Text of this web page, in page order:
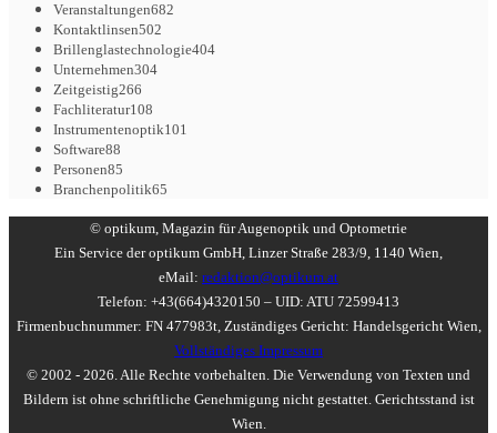
Veranstaltungen682
Kontaktlinsen502
Brillenglastechnologie404
Unternehmen304
Zeitgeistig266
Fachliteratur108
Instrumentenoptik101
Software88
Personen85
Branchenpolitik65
© optikum, Magazin für Augenoptik und Optometrie
Ein Service der optikum GmbH, Linzer Straße 283/9, 1140 Wien,
eMail: redaktion@optikum.at
Telefon: +43(664)4320150 – UID: ATU 72599413
Firmenbuchnummer: FN 477983t, Zuständiges Gericht: Handelsgericht Wien,
Vollständiges Impressum
© 2002 - 2026. Alle Rechte vorbehalten. Die Verwendung von Texten und
Bildern ist ohne schriftliche Genehmigung nicht gestattet. Gerichtsstand ist
Wien.